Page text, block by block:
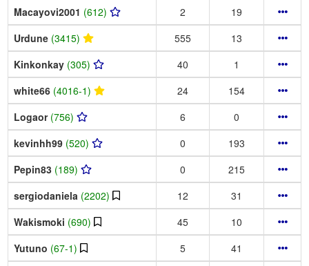
Macayovi2001 (612) 2
19
Urdune (3415) 555
13
Kinkonkay (305) 40
1
white66 (4016-1) 24
154
Logaor (756) 6
0
kevinhh99 (520) 0
193
Pepin83 (189) 0
215
sergiodaniela (2202) 12
31
Wakismoki (690) 45
10
Yutuno (67-1) 5
41